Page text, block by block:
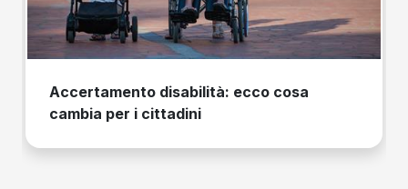
Accertamento disabilità: ecco cosa
cambia per i cittadini